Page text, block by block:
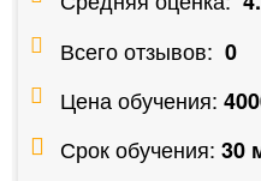
Всего отзывов: 0
Цена обучения:
Срок обучения: 30